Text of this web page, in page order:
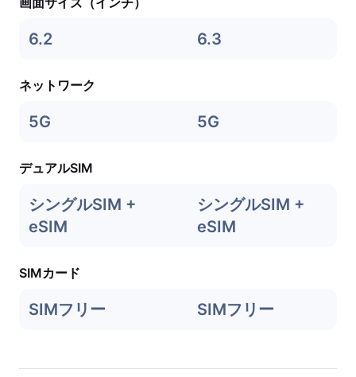
6.2 6.3
ネットワーク
5G 5G
デュアルSIM
シングルSIM +
eSIM
シングルSIM +
eSIM
SIMカード
SIMフリー SIMフリー